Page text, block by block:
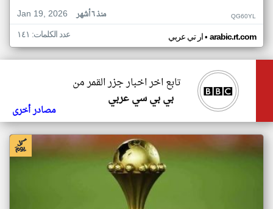
Jan 19, 2026
منذ ٦ أشهر QG60YL
ار تي عربي• arabic.rt.com عدد الكلمات: ١٤١
تابع اخر اخبار جزر القمر من
بي بي سي عربي
مصادر أخرى